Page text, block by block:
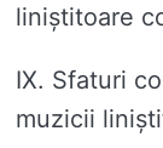
liniștitoare
IX. Sfaturi
muzicii